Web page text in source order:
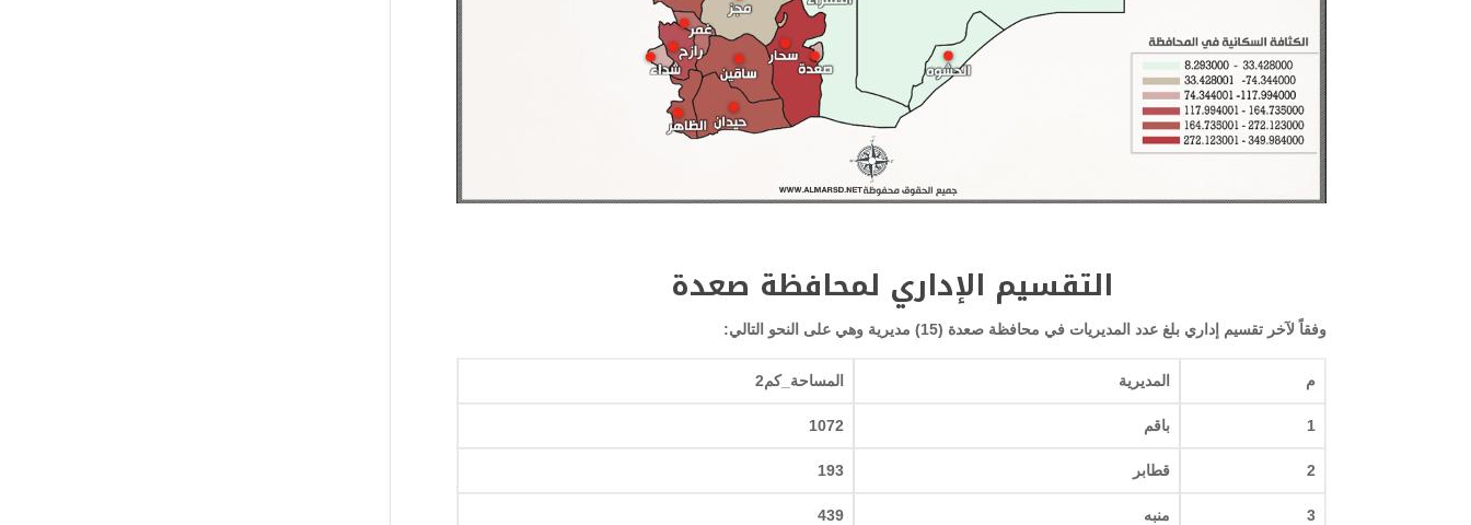
التقسيم الإداري لمحافظة صعدة
وفقاً لآخر تقسيم إداري بلغ عدد المديريات في محافظة صعدة (15) مديرية وهي على النحو التالي:
م المديرية المساحة_كم2
1 باقم 1072
2 قطابر 193
3 منبه 439